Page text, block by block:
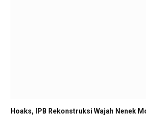
Hoaks, IPB Rekonstruksi Wajah Nenek